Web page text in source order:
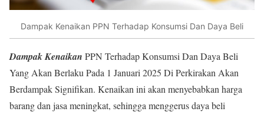
Dampak Kenaikan PPN Terhadap Konsumsi Dan Daya Beli
Dampak Kenaikan PPN Terhadap Konsumsi Dan Daya Beli
Yang Akan Berlaku Pada 1 Januari 2025 Di Perkirakan Akan
Berdampak Signifikan. Kenaikan ini akan menyebabkan harga
barang dan jasa meningkat, sehingga menggerus daya beli